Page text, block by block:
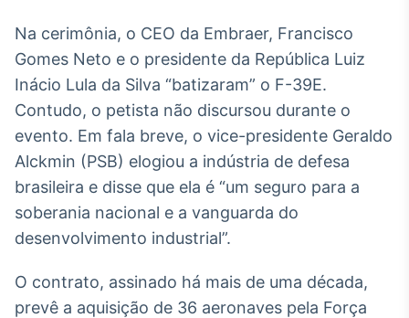
Broadcast
OTC
Plataforma para
negociação de
ativos
Datafeed
APIs para
integração de
Broadcast
Na cerimônia, o CEO da Embraer, Francisco
Gomes Neto e o presidente da República Luiz
Inácio Lula da Silva “batizaram” o F-39E.
Contudo, o petista não discursou durante o
evento. Em fala breve, o vice-presidente Geraldo
Alckmin (PSB) elogiou a indústria de defesa
brasileira e disse que ela é “um seguro para a
soberania nacional e a vanguarda do
desenvolvimento industrial”.
O contrato, assinado há mais de uma década,
prevê a aquisição de 36 aeronaves pela Força